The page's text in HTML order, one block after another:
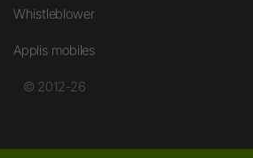
Whistleblower
Applis mobiles
© 2012-26